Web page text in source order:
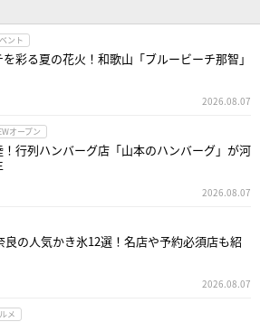
ント
彩る夏の花火！和歌山「ブルービーチ那智」
2026.08.07
オープン
行列ハンバーグ店「山本のハンバーグ」が河
2026.08.07
良の人気かき氷12選！名店や予約必須店も紹
2026.08.07
メ